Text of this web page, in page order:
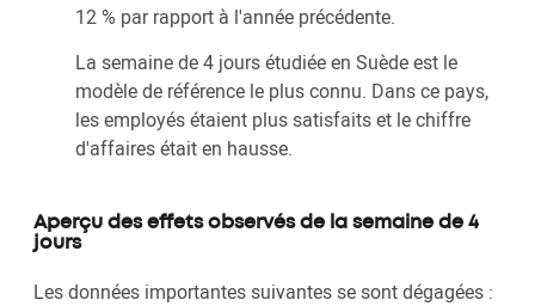
12 % par rapport à l'année précédente.
La semaine de 4 jours étudiée en Suède est le
modèle de référence le plus connu. Dans ce pays,
les employés étaient plus satisfaits et le chiffre
d'affaires était en hausse.
Aperçu des effets observés de la semaine de 4
jours
Les données importantes suivantes se sont dégagées :